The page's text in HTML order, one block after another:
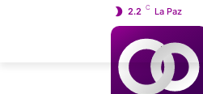
2.2 C La Paz
Etiquetas Pro